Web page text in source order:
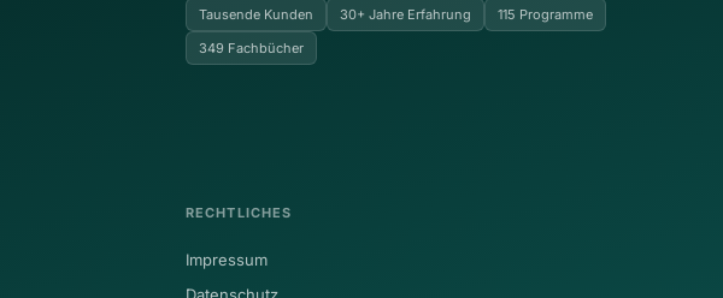
Tausende Kunden 30+ Jahre Erfahrung
115 Programme
349 Fachbücher
RECHTLICHES
Impressum